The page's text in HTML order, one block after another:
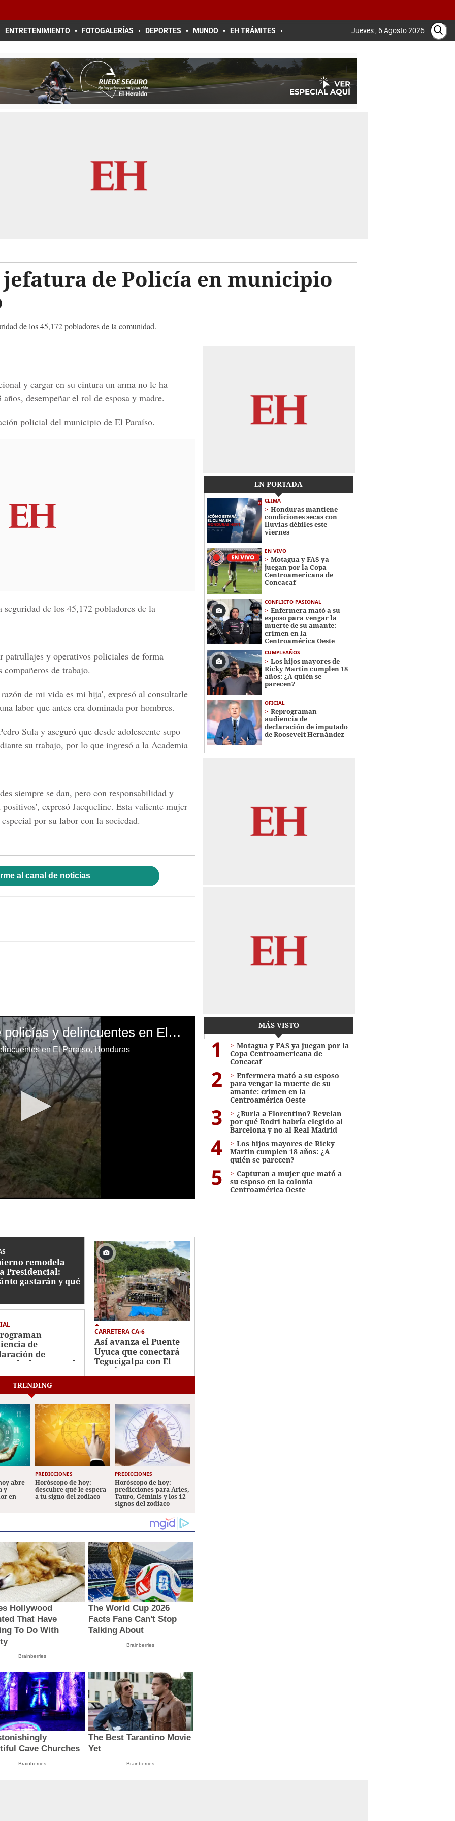
ENTRETENIMIENTO FOTOGALERÍAS DEPORTES MUNDO EH TRÁMITES Jueves , 6 Agosto 2026
de Policía en municipio
de los 45,172 pobladores de la comunidad.
y cargar en su cintura un arma no le ha
desempeñar el rol de esposa y madre.
policial del municipio de El Paraíso.
de los 45,172 pobladores de la
patrullajes y operativos policiales de forma
de trabajo.
de mi vida es mi hija', expresó al consultarle
labor que antes era dominada por hombres.
Sula y aseguró que desde adolescente supo
su trabajo, por lo que ingresó a la Academia
siempre se dan, pero con responsabilidad y
expresó Jacqueline. Esta valiente mujer
por su labor con la sociedad.
al canal de noticias
Enfrentamiento entre policías y delincuentes en El Paraíso, Honduras
en El Paraíso, Honduras
remodela
Presidencial:
gastarán y qué
se hacen?
de
de
de Roosevelt
CARRETERA CA-6
Así avanza el Puente
Uyuca que conectará
Tegucigalpa con El
Paraíso
EN PORTADA
CLIMA
Honduras mantiene
condiciones secas con
lluvias débiles este
viernes
EN VIVO
Motagua y FAS ya
juegan por la Copa
Centroamericana de
Concacaf
CONFLICTO PASIONAL
Enfermera mató a su
esposo para vengar la
muerte de su amante:
crimen en la
Centroamérica Oeste
CUMPLEAÑOS
Los hijos mayores de
Ricky Martin cumplen 18
años: ¿A quién se
parecen?
OFICIAL
Reprograman
audiencia de
declaración de imputado
de Roosevelt Hernández
MÁS VISTO
1
Motagua y FAS ya juegan por la
Copa Centroamericana de
Concacaf
2
Enfermera mató a su esposo
para vengar la muerte de su
amante: crimen en la
Centroamérica Oeste
3
¿Burla a Florentino? Revelan
por qué Rodri habría elegido al
Barcelona y no al Real Madrid
4
Los hijos mayores de Ricky
Martin cumplen 18 años: ¿A
quién se parecen?
5
Capturan a mujer que mató a
su esposo en la colonia
Centroamérica Oeste
TRENDING
abre
y
en
PREDICCIONES
Horóscopo de hoy:
descubre qué le espera
a tu signo del zodiaco
PREDICCIONES
Horóscopo de hoy:
predicciones para Aries,
Tauro, Géminis y los 12
signos del zodiaco
Hollywood
That Have
To Do With
Brainberries
The World Cup 2026
Facts Fans Can't Stop
Talking About
Brainberries
Cave Churches
Brainberries
The Best Tarantino Movie
Yet
Brainberries